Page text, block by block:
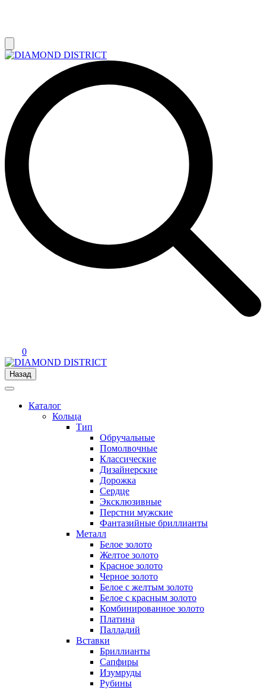
0
Назад
Каталог
Кольца
Тип
Обручальные
Помолвочные
Классические
Дизайнерские
Дорожка
Сердце
Эксклюзивные
Перстни мужские
Фантазийные бриллианты
Металл
Белое золото
Желтое золото
Красное золото
Черное золото
Белое с желтым золото
Белое с красным золото
Комбинированное золото
Платина
Палладий
Вставки
Бриллианты
Сапфиры
Изумруды
Рубины